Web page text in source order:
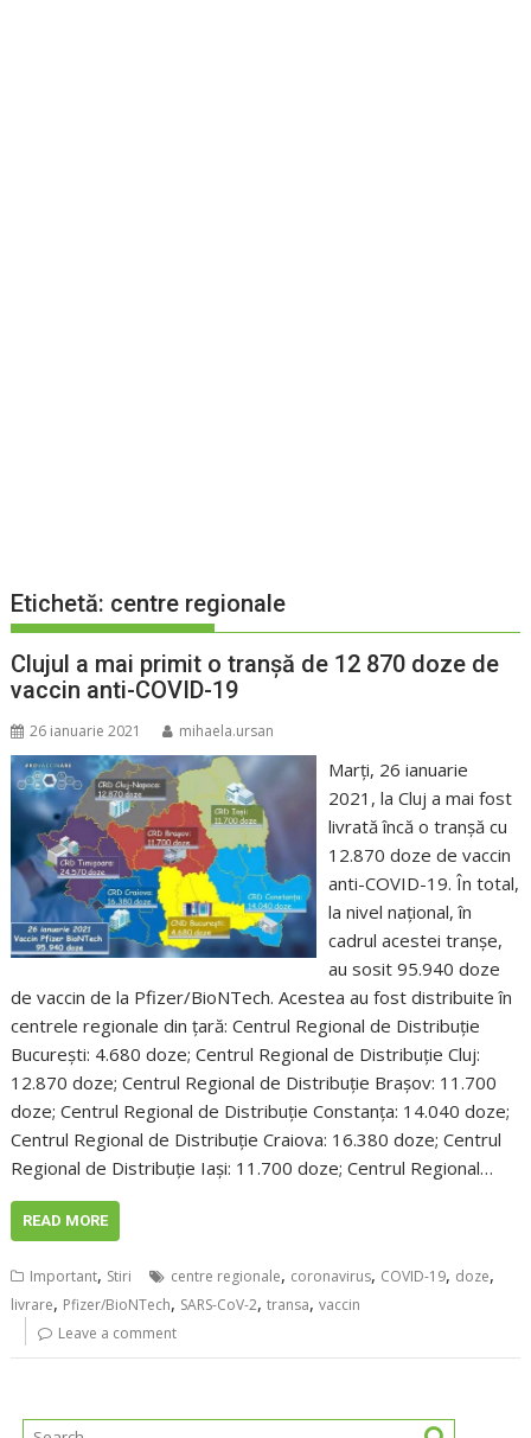
Etichetă: centre regionale
Clujul a mai primit o tranșă de 12 870 doze de
vaccin anti-COVID-19
26 ianuarie 2021 mihaela.ursan
Marți, 26 ianuarie
2021, la Cluj a mai fost
livrată încă o tranșă cu
12.870 doze de vaccin
anti-COVID-19. În total,
la nivel național, în
cadrul acestei tranșe,
au sosit 95.940 doze
de vaccin de la Pfizer/BioNTech. Acestea au fost distribuite în
centrele regionale din țară: Centrul Regional de Distribuție
București: 4.680 doze; Centrul Regional de Distribuție Cluj:
12.870 doze; Centrul Regional de Distribuție Brașov: 11.700
doze; Centrul Regional de Distribuție Constanța: 14.040 doze;
Centrul Regional de Distribuție Craiova: 16.380 doze; Centrul
Regional de Distribuție Iași: 11.700 doze; Centrul Regional…
READ MORE
Important, Stiri centre regionale, coronavirus, COVID-19, doze,
livrare, Pfizer/BioNTech, SARS-CoV-2,transa,vaccin
Leave a comment